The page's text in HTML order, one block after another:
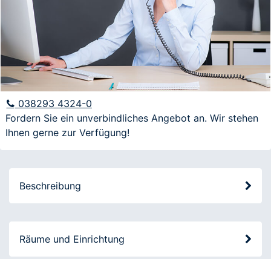
E-Mail
Anfrage
Veranstaltungen informiert werden
038293 4324-0
Fordern Sie ein unverbindliches Angebot an. Wir stehen
Ihnen gerne zur Verfügung!
Beschreibung
Räume und Einrichtung